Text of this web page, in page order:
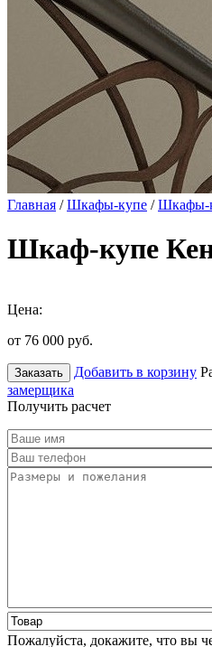
Главная /Шкафы-купе /Шкафы-
Шкаф-купе
Цена:
от 76 000 руб.
Заказать Добавить в корзину
замерщика
Получить расчет
Пожалуйста, докажите, что вы